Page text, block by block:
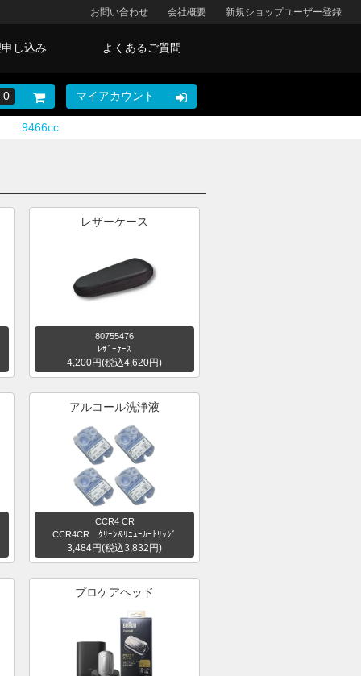
新規ショップユーザー登録
会社概要
お問い合わせ
し込み よくあるご質問
0 マイアカウント
9466cc
レザーケース
80755476
ﾚｻﾞｰｹｰｽ
4,200円(税込4,620円)
アルコール洗浄液
CCR4 CR
CCR4CR ｸﾘｰﾝ&ﾘﾆｭｰｶｰﾄﾘｯｼﾞ
3,484円(税込3,832円)
プロケアヘッド